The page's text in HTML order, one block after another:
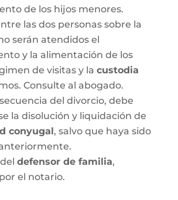
de los hijos menores.
las dos personas sobre la
serán atendidos el
y la alimentación de los
de visitas y la custodia
Consulte al abogado.
del divorcio, debe
la disolución y liquidación de
conyugal, salvo que haya sido
defensor de familia,
el notario.